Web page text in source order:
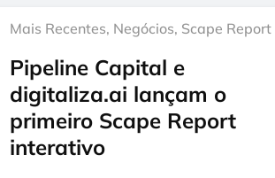
Mais Recentes, Negócios, Scape Report
Pipeline Capital e
digitaliza.ai lançam o
primeiro Scape Report
interativo